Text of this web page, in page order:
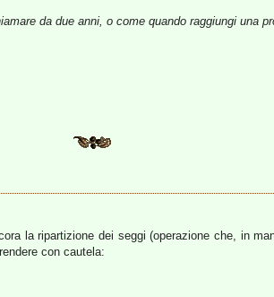
da due anni, o come quando raggiungi una
la ripartizione dei seggi (operazione che, in
con cautela: